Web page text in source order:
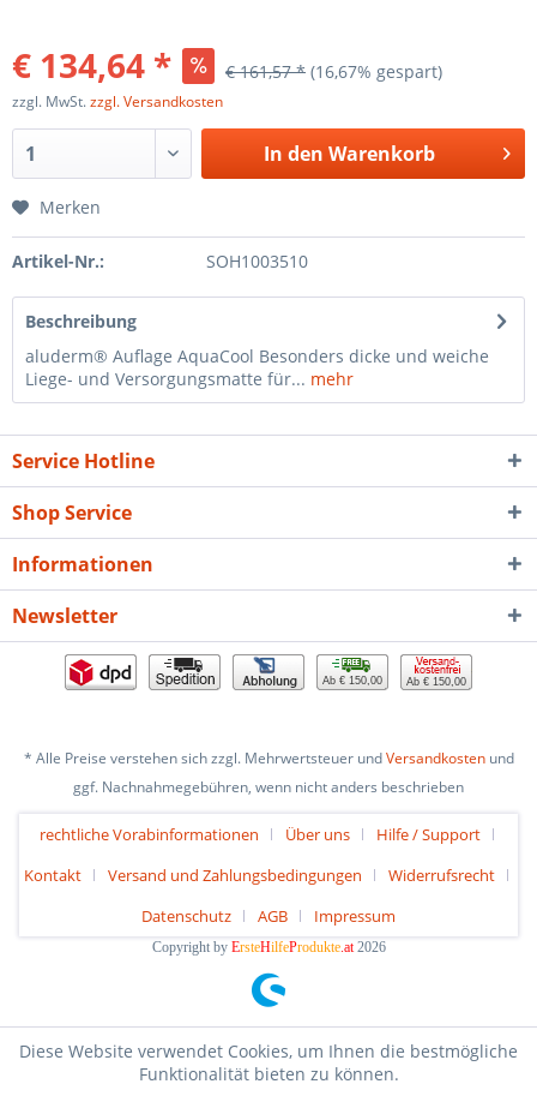
€ 134,64 * € 161,57 * (16,67% gespart)
zzgl. MwSt.zzgl. Versandkosten
In den Warenkorb
Merken
Artikel-Nr.: SOH1003510
Beschreibung
aluderm® Auflage AquaCool Besonders dicke und weiche
Liege- und Versorgungsmatte für... mehr
Service Hotline
Shop Service
Informationen
Newsletter
Ab € 150,00 Ab € 150,00
* Alle Preise verstehen sich zzgl. Mehrwertsteuer undVersandkostenund
ggf. Nachnahmegebühren, wenn nicht anders beschrieben
rechtliche Vorabinformationen Über uns
Hilfe / Support
Kontakt
Versand und Zahlungsbedingungen
Widerrufsrecht
Datenschutz
AGB Impressum
Copyright by ErsteHilfeProdukte.at2026
Diese Website verwendet Cookies, um Ihnen die bestmögliche
Funktionalität bieten zu können.